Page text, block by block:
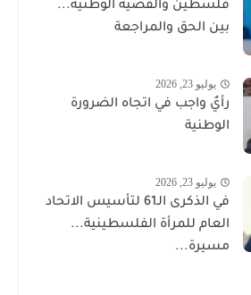
فلسطين والقضية الوطنية...
بين الحق والمراجعة
يوليو 23, 2026
رأيٌ واجب في اتجاه الضرورة
الوطنية
يوليو 23, 2026
في الذكرى الـ61 لتأسيس الاتحاد
العام للمرأة الفلسطينية...
مسيرة...